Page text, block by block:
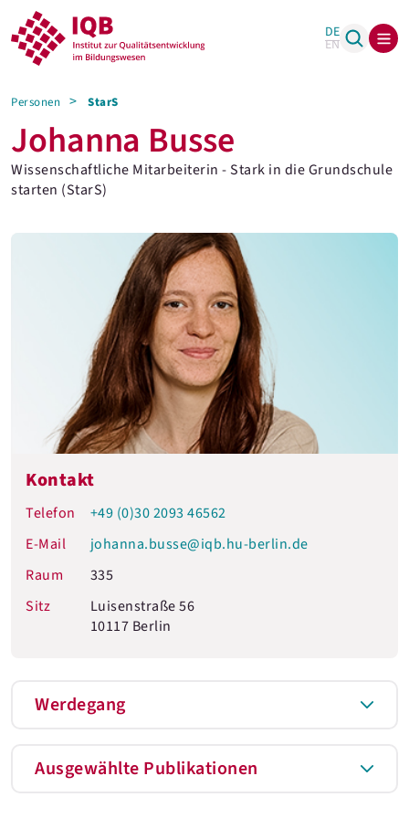
DE
EN
Werdegang
Ausgewählte Publikationen
Personen StarS
Johanna Busse
Wissenschaftliche Mitarbeiterin - Stark in die Grundschule
starten (StarS)
Kontakt
Telefon
+49 (0)30 2093 46562
E-Mail
johanna.busse@iqb.hu-berlin.de
Raum
335
Sitz
Luisenstraße 56
10117 Berlin